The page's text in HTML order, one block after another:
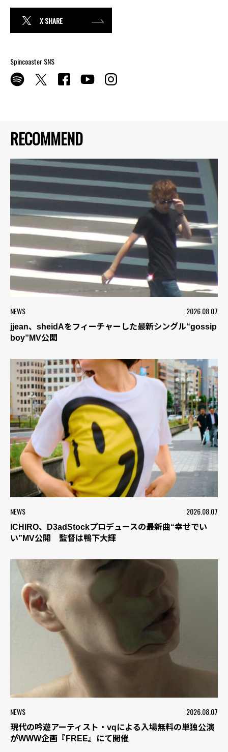
RECOMMEND
NEWS 2026.08.07
jjean、sheidAをフィーチャーした最新シングル“gossip
boy”MV公開
NEWS 2026.08.07
ICHIRO、D3adStockプロデュースの最新曲“幸せでい
い”MV公開 監督は鴨下大輝
NEWS 2026.08.07
現代の吟遊アーティスト・vqによる入場無料の単独公演
がWWW企画『FREE』にて開催
X SHARE
Spincoaster SNS